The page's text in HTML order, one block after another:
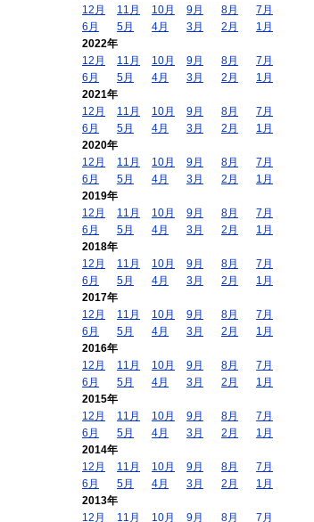
12月
11月 10月 9月 8月
7月
6月
5月 4月 3月 2月
1月
2022年
12月
11月 10月 9月 8月
7月
6月
5月 4月 3月 2月
1月
2021年
12月
11月 10月 9月 8月
7月
6月
5月 4月 3月 2月
1月
2020年
12月
11月 10月 9月 8月
7月
6月
5月 4月 3月 2月
1月
2019年
12月
11月 10月 9月 8月
7月
6月
5月 4月 3月 2月
1月
2018年
12月
11月 10月 9月 8月
7月
6月
5月 4月 3月 2月
1月
2017年
12月
11月 10月 9月 8月
7月
6月
5月 4月 3月 2月
1月
2016年
12月
11月 10月 9月 8月
7月
6月
5月 4月 3月 2月
1月
2015年
12月
11月 10月 9月 8月
7月
6月
5月 4月 3月 2月
1月
2014年
12月
11月 10月 9月 8月
7月
6月
5月 4月 3月 2月
1月
2013年
12月
11月 10月 9月 8月 7月